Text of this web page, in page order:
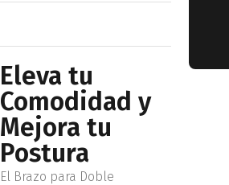
Eleva tu
Comodidad y
Mejora tu
Postura
El Brazo para Doble